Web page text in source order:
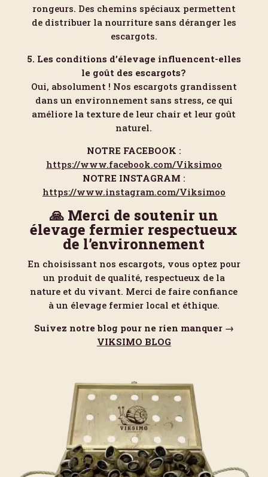
rongeurs. Des chemins spéciaux permettent
de distribuer la nourriture sans déranger les
escargots.
5. Les conditions d’élevage influencent-elles
le goût des escargots?
Oui, absolument ! Nos escargots grandissent
dans un environnement sans stress, ce qui
améliore la texture de leur chair et leur goût
naturel.
NOTRE FACEBOOK :
https://www.facebook.com/Viksimoo
NOTRE INSTAGRAM :
https://www.instagram.com/Viksimoo
🙏 Merci de soutenir un
élevage fermier respectueux
de l’environnement
En choisissant nos escargots, vous optez pour
un produit de qualité, respectueux de la
nature et du vivant. Merci de faire confiance
à un élevage fermier local et éthique.
Suivez notre blog pour ne rien manquer →
VIKSIMO BLOG